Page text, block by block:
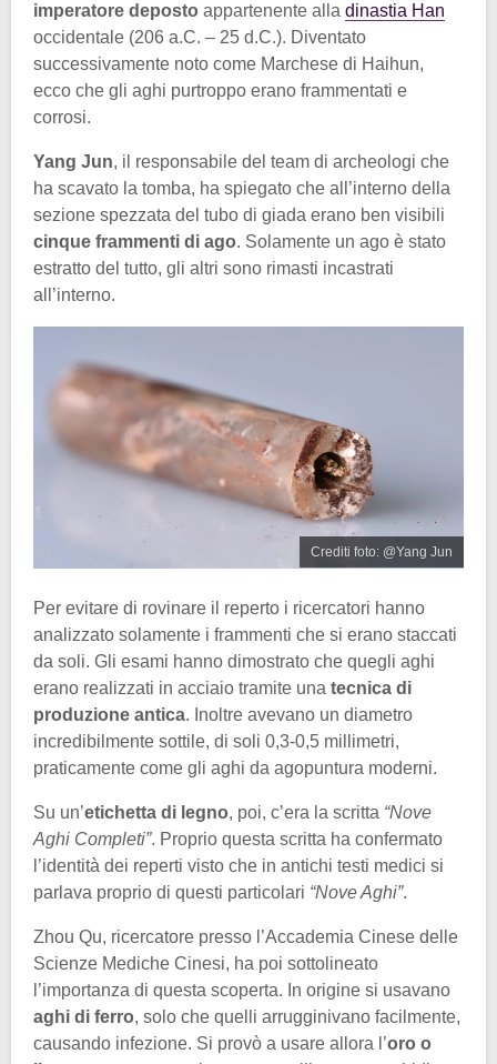
imperatore deposto appartenente alla dinastia Han
occidentale (206 a.C. – 25 d.C.). Diventato
successivamente noto come Marchese di Haihun,
ecco che gli aghi purtroppo erano frammentati e
corrosi.
Yang Jun, il responsabile del team di archeologi che
ha scavato la tomba, ha spiegato che all’interno della
sezione spezzata del tubo di giada erano ben visibili
cinque frammenti di ago. Solamente un ago è stato
estratto del tutto, gli altri sono rimasti incastrati
all’interno.
Crediti foto: @Yang Jun
Per evitare di rovinare il reperto i ricercatori hanno
analizzato solamente i frammenti che si erano staccati
da soli. Gli esami hanno dimostrato che quegli aghi
erano realizzati in acciaio tramite una tecnica di
produzione antica. Inoltre avevano un diametro
incredibilmente sottile, di soli 0,3-0,5 millimetri,
praticamente come gli aghi da agopuntura moderni.
Su un’etichetta di legno, poi, c’era la scritta “Nove
Aghi Completi”. Proprio questa scritta ha confermato
l’identità dei reperti visto che in antichi testi medici si
parlava proprio di questi particolari “Nove Aghi”.
Zhou Qu, ricercatore presso l’Accademia Cinese delle
Scienze Mediche Cinesi, ha poi sottolineato
l’importanza di questa scoperta. In origine si usavano
aghi di ferro, solo che quelli arrugginivano facilmente,
causando infezione. Si provò a usare allora l’oro o